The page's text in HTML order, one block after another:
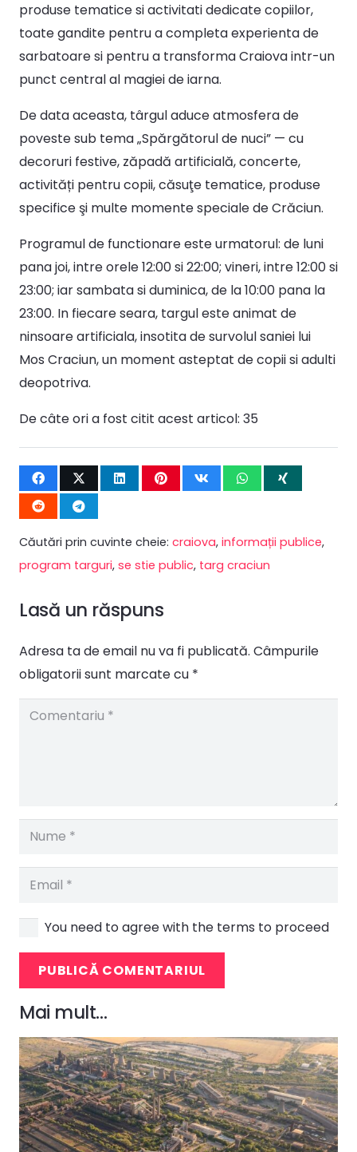
produse tematice si activitati dedicate copiilor,
toate gandite pentru a completa experienta de
sarbatoare si pentru a transforma Craiova intr-un
punct central al magiei de iarna.
De data aceasta, târgul aduce atmosfera de
poveste sub tema „Spărgătorul de nuci” — cu
decoruri festive, zăpadă artificială, concerte,
activități pentru copii, căsuţe tematice, produse
specifice şi multe momente speciale de Crăciun.
Programul de functionare este urmatorul: de luni
pana joi, intre orele 12:00 si 22:00; vineri, intre 12:00 si
23:00; iar sambata si duminica, de la 10:00 pana la
23:00. In fiecare seara, targul este animat de
ninsoare artificiala, insotita de survolul saniei lui
Mos Craciun, un moment asteptat de copii si adulti
deopotriva.
De câte ori a fost citit acest articol: 35
Căutări prin cuvinte cheie: craiova, informații publice,
program targuri, se stie public, targ craciun
Lasă un răspuns
Adresa ta de email nu va fi publicată. Câmpurile
obligatorii sunt marcate cu *
You need to agree with the terms to proceed
PUBLICĂ COMENTARIUL
Mai mult…